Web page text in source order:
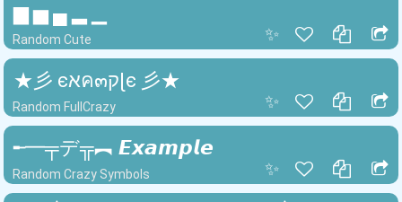
✨
Random Cute
▆ ▅ ▄ ▂ ▁
✨
Random FullCrazy
★彡 єאค๓קɭє 彡★
✨
Random Crazy Symbols
╾━╤デ╦︻ 𝙀𝙭𝙖𝙢𝙥𝙡𝙚